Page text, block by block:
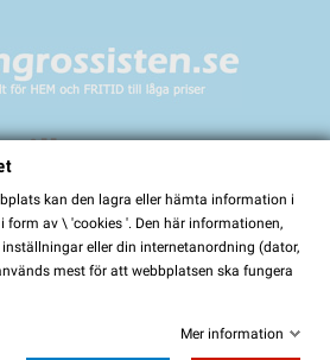
till
2017 erbjudit kvalitetsprodukter för hem och
Sverige. Hos oss hittar du ett noggrant utvalt
funktion och lång hållbarhet.
kan den lagra eller hämta information i
form av \ 'cookies '. Den här informationen,
eller din internetanordning (dator,
mest för att webbplatsen ska fungera
Mer information